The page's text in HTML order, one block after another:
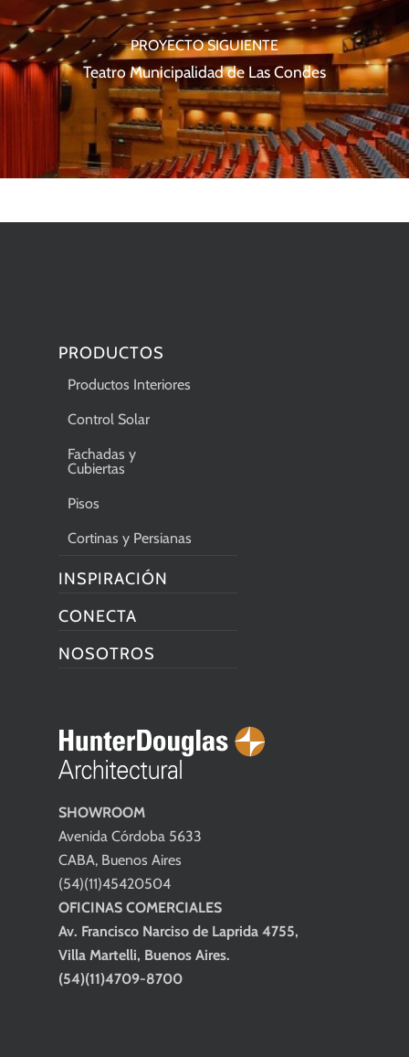
PROYECTO SIGUIENTE
Teatro Municipalidad de Las Condes
SHOWROOM
Avenida Córdoba 5633
CABA, Buenos Aires
(54)(11)45420504
OFICINAS COMERCIALES
Av. Francisco Narciso de Laprida 4755,
Villa Martelli, Buenos Aires.
(54)(11)4709-8700
PRODUCTOS
Productos Interiores
Control Solar
Fachadas y
Cubiertas
Pisos
Cortinas y Persianas
INSPIRACIÓN
CONECTA
NOSOTROS